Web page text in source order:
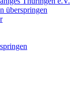
überspringen